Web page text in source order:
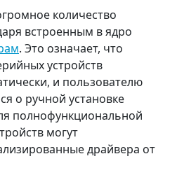
количество
встроенным в ядро
. Это означает, что
устройств
и пользователю
о ручной установке
полнофункциональной
могут
драйвера от